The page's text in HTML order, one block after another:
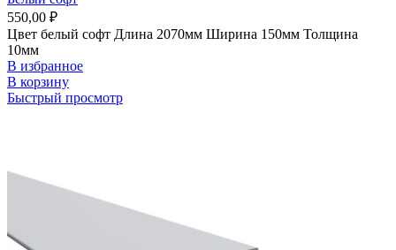
550,00 ₽
Цвет белый софт Длина 2070мм Ширина 150мм Толщина
10мм
В избранное
В корзину
Быстрый просмотр